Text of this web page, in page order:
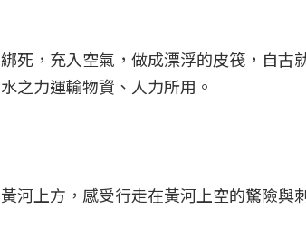
死，充入空氣，做成漂浮的皮筏，自
之力運輸物資、人力所用。
河上方，感受行走在黃河上空的驚險